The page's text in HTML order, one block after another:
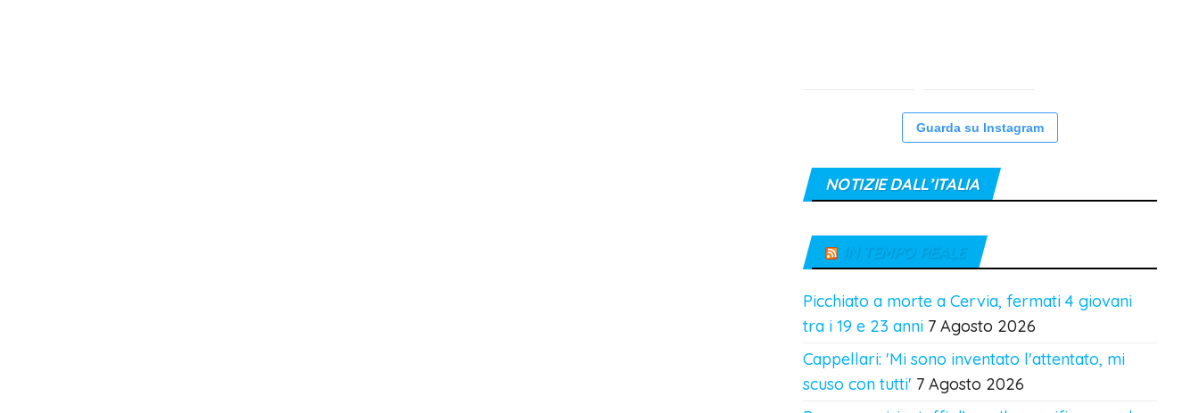
Guarda su Instagram
NOTIZIE DALL’ITALIA
IN TEMPO REALE
Picchiato a morte a Cervia, fermati 4 giovani
tra i 19 e 23 anni 7 Agosto 2026
Cappellari: 'Mi sono inventato l'attentato, mi
scuso con tutti' 7 Agosto 2026